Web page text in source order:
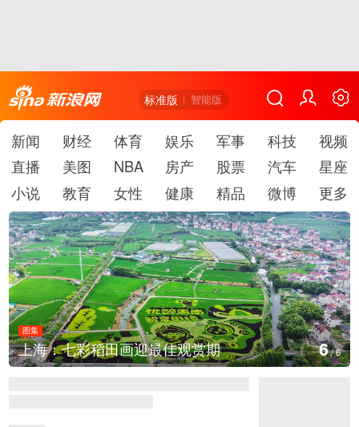
标准版 智能版
新闻 财经 体育 娱乐 军事 科技
视频
直播
美图 NBA 房产 股票 汽车
星座
小说
教育 女性 健康 精品 微博 更多
图集
上海：七彩稻田画迎最佳观赏期 6/6